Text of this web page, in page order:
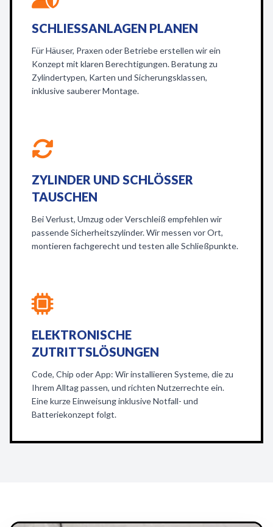
SCHLIESSANLAGEN PLANEN
Für Häuser, Praxen oder Betriebe erstellen wir ein
Konzept mit klaren Berechtigungen. Beratung zu
Zylindertypen, Karten und Sicherungsklassen,
inklusive sauberer Montage.
ZYLINDER UND SCHLÖSSER
TAUSCHEN
Bei Verlust, Umzug oder Verschleiß empfehlen wir
passende Sicherheitszylinder. Wir messen vor Ort,
montieren fachgerecht und testen alle Schließpunkte.
ELEKTRONISCHE
ZUTRITTSLÖSUNGEN
Code, Chip oder App: Wir installieren Systeme, die zu
Ihrem Alltag passen, und richten Nutzerrechte ein.
Eine kurze Einweisung inklusive Notfall- und
Batteriekonzept folgt.